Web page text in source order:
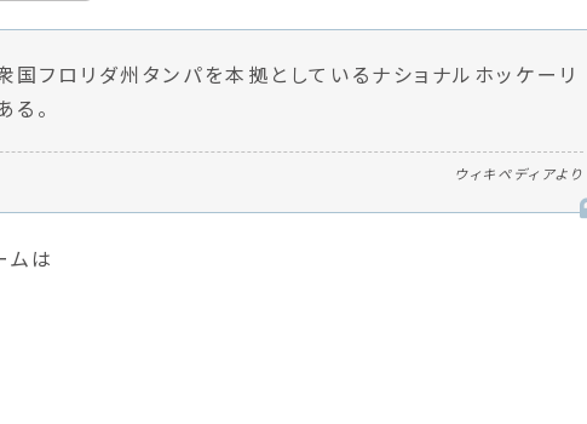
国フロリダ州タンパを本拠としているナショナルホッケーリ
。
ウィキペディアより
ムは